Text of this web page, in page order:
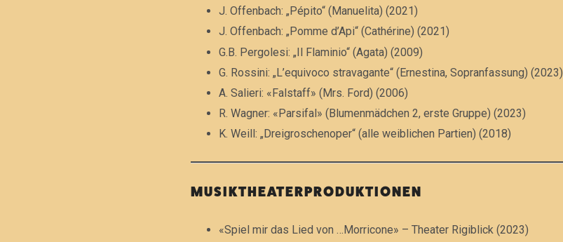
J. Offenbach: „Pépito“ (Manuelita) (2021)
J. Offenbach: „Pomme d’Api“ (Cathérine) (2021)
G.B. Pergolesi: „Il Flaminio“ (Agata) (2009)
G. Rossini: „L’equivoco stravagante“ (Ernestina, Sopranfassung) (2023)
A. Salieri: «Falstaff» (Mrs. Ford) (2006)
R. Wagner: «Parsifal» (Blumenmädchen 2, erste Gruppe) (2023)
K. Weill: „Dreigroschenoper“ (alle weiblichen Partien) (2018)
MUSIKTHEATERPRODUKTIONEN
«Spiel mir das Lied von …Morricone» – Theater Rigiblick (2023)